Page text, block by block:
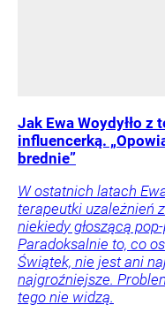
Jak Ewa Woydyłło z
influencerką.
brednie”
W ostatnich latach
terapeutki uzależnień
niekiedy głoszącą
Paradoksalnie to, co
Świątek, nie jest ani
najgroźniejsze.
tego nie widzą.